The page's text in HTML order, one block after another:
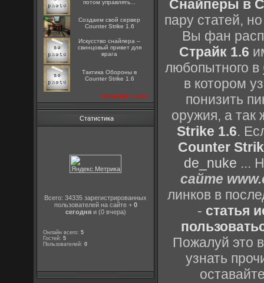
потом управлять...
Создаем свой сервер
Counter Strike 1.6
Искусство снайпера –
свинцовый привет для
врага
Тактика Обороны в
Counter Strike 1.6
посмотреть все
Статистика
Всего: 34335 зарегистрированных
пользователей на сайте + 0
сегодняи (0 вчера)
Онлайн всего:5
Гостей:5
Пользователей:0
Снайперы в
пару статей,
Вы фан
Страйк 1.6
любопытного в
в котором
понизить
оружия, а так
Strike 1.6.
Counter
de_nuke ...
сайте
линков в
- статья
Пожалуй это
узнать